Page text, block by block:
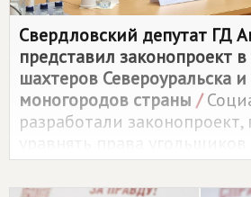
Свердловский депутат ГД
представил законопроект
шахтеров Североуральска
моногородов страны /
разработали
уравнять права
доплату к пенсиям.